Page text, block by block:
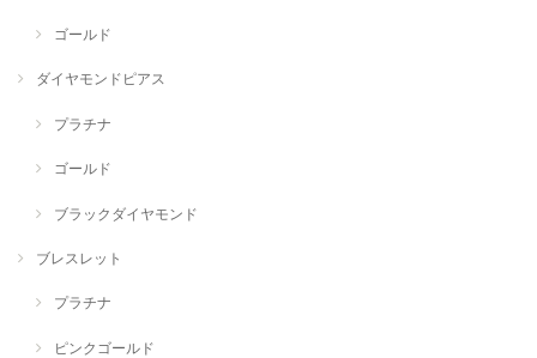
ゴールド
ダイヤモンドピアス
プラチナ
ゴールド
ブラックダイヤモンド
ブレスレット
プラチナ
ピンクゴールド